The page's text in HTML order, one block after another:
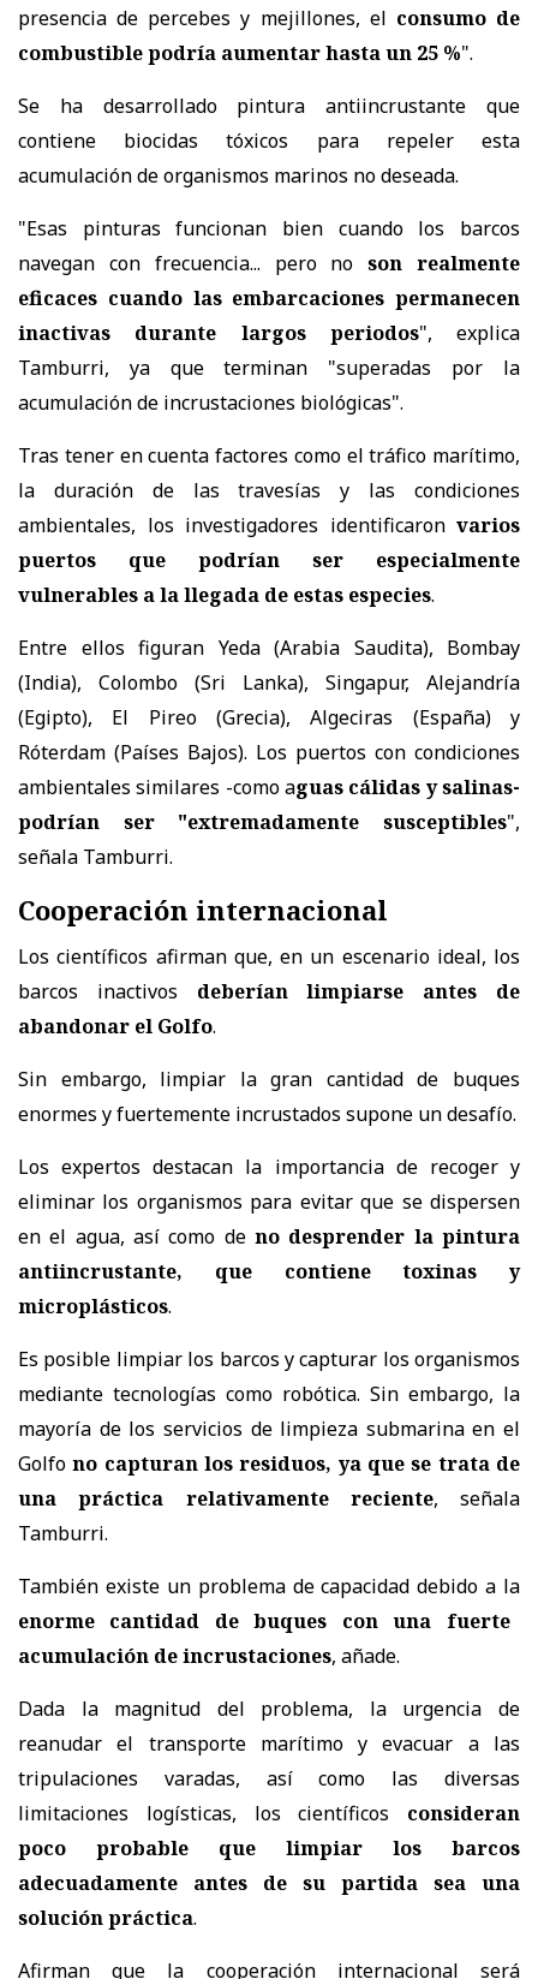
presencia de percebes y mejillones, el consumo de
combustible podría aumentar hasta un 25 %".
Se ha desarrollado pintura antiincrustante que
contiene biocidas tóxicos para repeler esta
acumulación de organismos marinos no deseada.
"Esas pinturas funcionan bien cuando los barcos
navegan con frecuencia... pero noson realmente
eficaces cuando las embarcaciones permanecen
inactivas durante largos periodos", explica
Tamburri, ya que terminan "superadas por la
acumulación de incrustaciones biológicas".
Tras tener en cuenta factores como el tráfico marítimo,
la duración de las travesías y las condiciones
ambientales, los investigadores identificaronvarios
puertos que podrían ser especialmente
vulnerables a la llegada de estas especies.
Entre ellos figuran Yeda (Arabia Saudita), Bombay
(India), Colombo (Sri Lanka), Singapur, Alejandría
(Egipto), El Pireo (Grecia), Algeciras (España) y
Róterdam (Países Bajos). Los puertos con condiciones
ambientales similares -como aguas cálidas y salinas-
podrían ser "extremadamente susceptibles",
señala Tamburri.
Cooperación internacional
Los científicos afirman que, en un escenario ideal, los
barcos inactivos deberían limpiarse antes de
abandonar el Golfo.
Sin embargo, limpiar la gran cantidad de buques
enormes y fuertemente incrustados supone un desafío.
Los expertos destacan la importancia de recoger y
eliminar los organismos para evitar que se dispersen
en el agua, así como de no desprender la pintura
antiincrustante, que contiene toxinas y
microplásticos.
Es posible limpiar los barcos y capturar los organismos
mediante tecnologías como robótica. Sin embargo, la
mayoría de los servicios de limpieza submarina en el
Golfono capturan los residuos, ya que se trata de
una práctica relativamente reciente, señala
Tamburri.
También existe un problema de capacidad debido a la
enorme cantidad de buques con una fuerte
acumulación de incrustaciones, añade.
Dada la magnitud del problema, la urgencia de
reanudar el transporte marítimo y evacuar a las
tripulaciones varadas, así como las diversas
limitaciones logísticas, los científicos consideran
poco probable que limpiar los barcos
adecuadamente antes de su partida sea una
solución práctica.
Afirman que la cooperación internacional será